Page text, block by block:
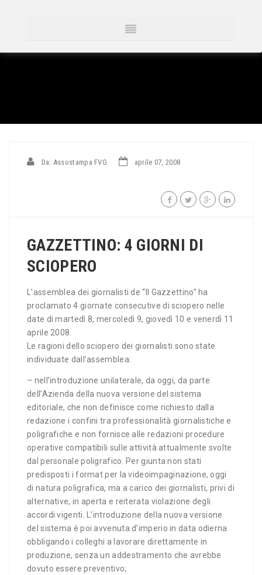
Da: Assostampa FVG aprile 07, 2008
GAZZETTINO: 4 GIORNI DI
SCIOPERO
L’assemblea dei giornalisti de “Il Gazzettino” ha
proclamato 4 giornate consecutive di sciopero nelle
date di martedì 8, mercoledì 9, giovedì 10 e venerdì 11
aprile 2008.
Le ragioni dello sciopero dei giornalisti sono state
individuate dall’assemblea:
– nell’introduzione unilaterale, da oggi, da parte
dell’Azienda della nuova versione del sistema
editoriale, che non definisce come richiesto dalla
redazione i confini tra professionalità giornalistiche e
poligrafiche e non fornisce alle redazioni procedure
operative compatibili sulle attività attualmente svolte
dal personale poligrafico. Per giunta non stati
predisposti i format per la videoimpaginazione, oggi
di natura poligrafica, ma a carico dei giornalisti, privi di
alternative, in aperta e reiterata violazione degli
accordi vigenti. L’introduzione della nuova versione
del sistema è poi avvenuta d’imperio in data odierna
obbligando i colleghi a lavorare direttamente in
produzione, senza un addestramento che avrebbe
dovuto essere preventivo;